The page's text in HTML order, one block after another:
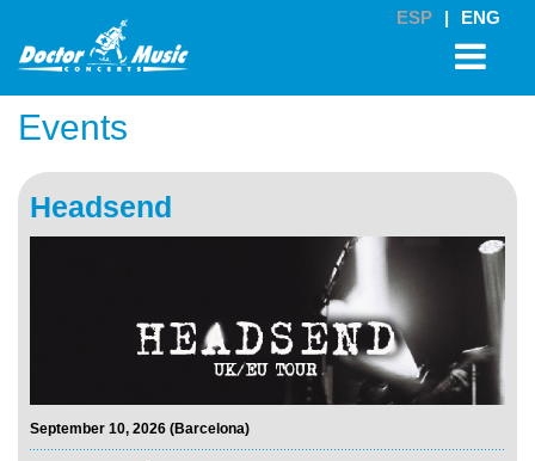
Events
Headsend
September 10, 2026 (Barcelona)
ESP | ENG